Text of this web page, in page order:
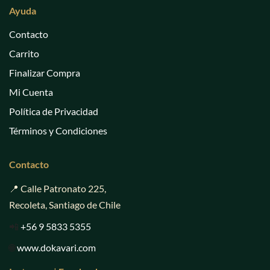
Ayuda
Contacto
Carrito
Finalizar Compra
Mi Cuenta
Política de Privacidad
Términos y Condiciones
Contacto
📍 Calle Patronato 225,
Recoleta, Santiago de Chile
📲 +56 9 5833 5355
🌐www.dokavari.com